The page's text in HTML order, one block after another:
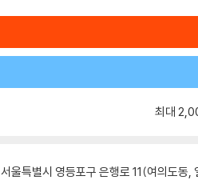
최대
서울특별시 영등포구 은행로 11(여의도동,